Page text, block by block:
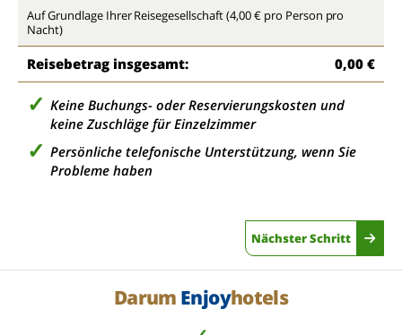
Auf Grundlage Ihrer Reisegesellschaft (4,00 € pro Person pro
Nacht)
Reisebetrag insgesamt: 0,00 €
Keine Buchungs- oder Reservierungskosten und
keine Zuschläge für Einzelzimmer
Persönliche telefonische Unterstützung, wenn Sie
Probleme haben
Nächster Schritt
Darum Enjoyhotels